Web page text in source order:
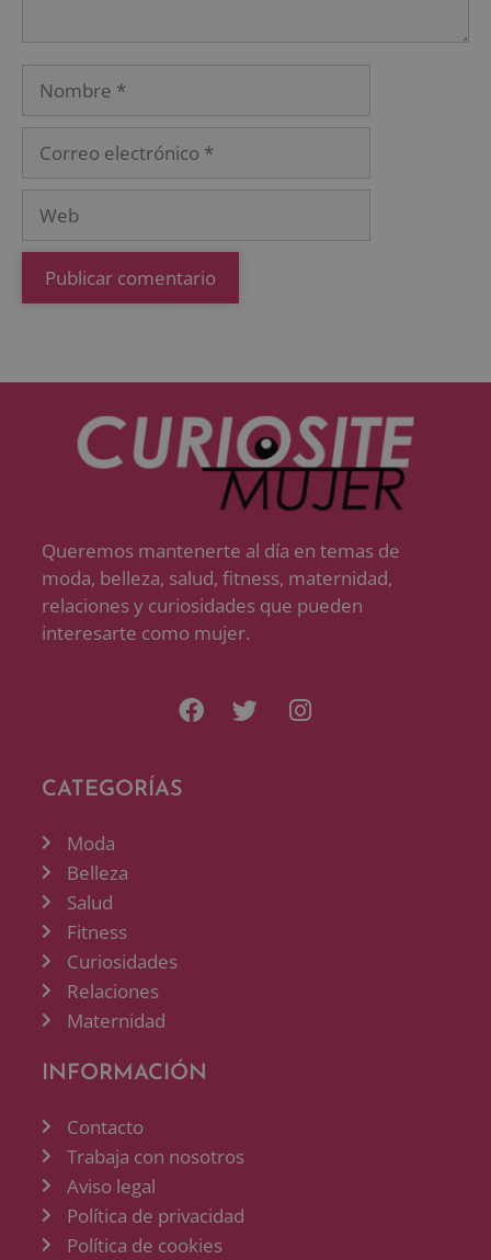
Queremos mantenerte al día en temas de
moda, belleza, salud, fitness, maternidad,
relaciones y curiosidades que pueden
interesarte como mujer.
CATEGORÍAS
Moda
Belleza
Salud
Fitness
Curiosidades
Relaciones
Maternidad
INFORMACIÓN
Contacto
Trabaja con nosotros
Aviso legal
Política de privacidad
Política de cookies